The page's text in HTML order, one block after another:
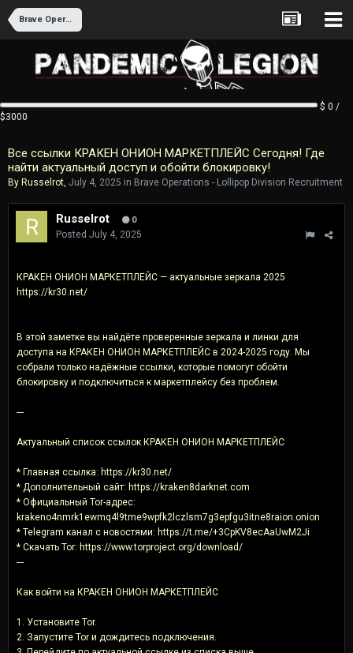
Brave Operations - Lollipop Division Recruitment
$ 0 /
$3000
Все ссылки КРАКЕН ОНИОН МАРКЕТПЛЕЙС Сегодня! Где
найти актуальный доступ и обойти блокировку!
By Russelrot July 4, 2025 in Brave Operations - Lollipop Division Recruitment
Russelrot 0
Posted July 4, 2025
КРАКЕН ОНИОН МАРКЕТПЛЕЙС — актуальные зеркала 2025
https://kr30.net/
В этой заметке вы найдёте проверенные зеркала и линки для
доступа на КРАКЕН ОНИОН МАРКЕТПЛЕЙС в 2024-2025 году. Мы
собрали только надёжные ссылки, которые помогут обойти
блокировку и подключиться к маркетплейсу без проблем.
---
Актуальный список ссылок КРАКЕН ОНИОН МАРКЕТПЛЕЙС
* Главная ссылка: https://kr30.net/
* Дополнительный сайт: https://kraken8darknet.com
* Официальный Tor-адрес:
krakeno4nmrk1ewmq4l9tme9wpfk2lczlsm7g3epfgu3itne8raion.onion
* Telegram канал с новостями: https://t.me/+3CpKV8ecAaUwM2Ji
* Скачать Tor: https://www.torproject.org/download/
---
Как войти на КРАКЕН ОНИОН МАРКЕТПЛЕЙС
1. Установите Tor.
2. Запустите Tor и дождитесь подключения.